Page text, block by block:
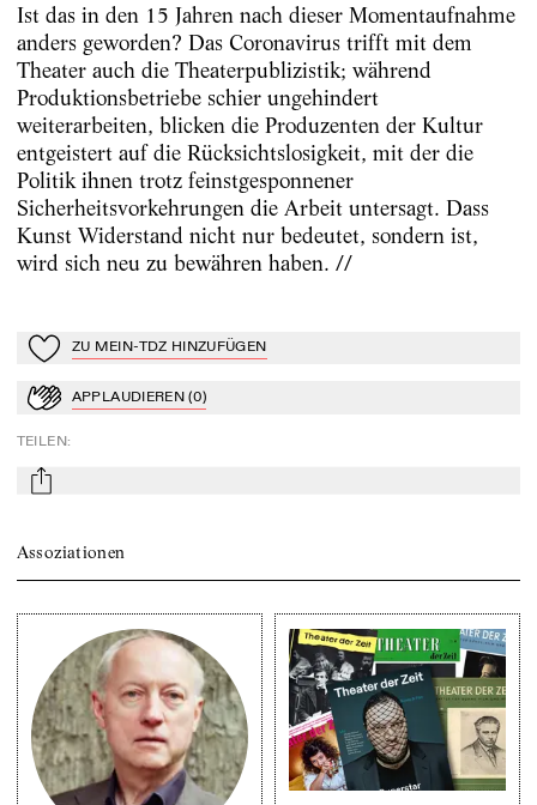
Ist das in den 15 Jahren nach dieser Momentaufnahme
anders geworden? Das Coronavirus trifft mit dem
Theater auch die Theaterpublizistik; während
Produktionsbetriebe schier ungehindert
weiterarbeiten, blicken die Produzenten der Kultur
entgeistert auf die Rücksichtslosigkeit, mit der die
Politik ihnen trotz feinstgesponnener
Sicherheitsvorkehrungen die Arbeit untersagt. Dass
Kunst Widerstand nicht nur bedeutet, sondern ist,
wird sich neu zu bewähren haben. //
Zu Mein-TdZ hinzufügen
ZU MEIN-TDZ HINZUFÜGEN
ApplaudierenAPPLAUDIEREN (0)
TEILEN:
mail
Assoziationen